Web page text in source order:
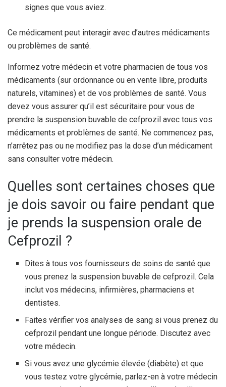
signes que vous aviez.
Ce médicament peut interagir avec d’autres médicaments
ou problèmes de santé.
Informez votre médecin et votre pharmacien de tous vos
médicaments (sur ordonnance ou en vente libre, produits
naturels, vitamines) et de vos problèmes de santé. Vous
devez vous assurer qu’il est sécuritaire pour vous de
prendre la suspension buvable de cefprozil avec tous vos
médicaments et problèmes de santé. Ne commencez pas,
n’arrêtez pas ou ne modifiez pas la dose d’un médicament
sans consulter votre médecin.
Quelles sont certaines choses que
je dois savoir ou faire pendant que
je prends la suspension orale de
Cefprozil ?
Dites à tous vos fournisseurs de soins de santé que
vous prenez la suspension buvable de cefprozil. Cela
inclut vos médecins, infirmières, pharmaciens et
dentistes.
Faites vérifier vos analyses de sang si vous prenez du
cefprozil pendant une longue période. Discutez avec
votre médecin.
Si vous avez une glycémie élevée (diabète) et que
vous testez votre glycémie, parlez-en à votre médecin